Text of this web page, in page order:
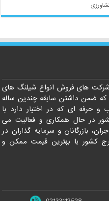
های فروش انواع شیلنگ های
که ضمن داشتن سابقه چندین ساله
حرفه ای که در اختیار دارد با
در حال همکاری و فعالیت می
بازرگانان و سرمایه گذاران در
کشور با بهترین قیمت ممکن و